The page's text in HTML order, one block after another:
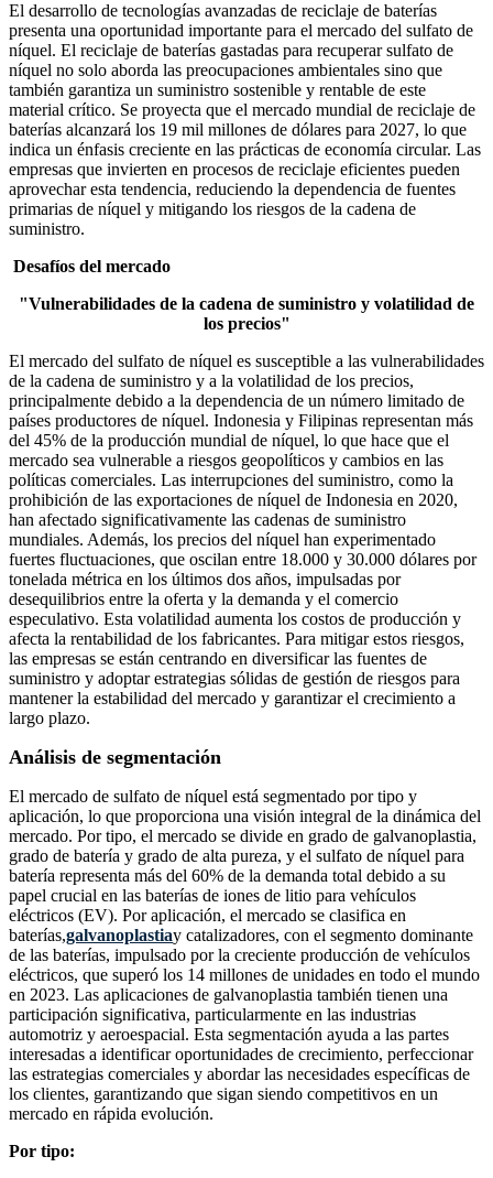
El desarrollo de tecnologías avanzadas de reciclaje de baterías
presenta una oportunidad importante para el mercado del sulfato de
níquel. El reciclaje de baterías gastadas para recuperar sulfato de
níquel no solo aborda las preocupaciones ambientales sino que
también garantiza un suministro sostenible y rentable de este
material crítico. Se proyecta que el mercado mundial de reciclaje de
baterías alcanzará los 19 mil millones de dólares para 2027, lo que
indica un énfasis creciente en las prácticas de economía circular. Las
empresas que invierten en procesos de reciclaje eficientes pueden
aprovechar esta tendencia, reduciendo la dependencia de fuentes
primarias de níquel y mitigando los riesgos de la cadena de
suministro.
Desafíos del mercado
"Vulnerabilidades de la cadena de suministro y volatilidad de
los precios"
El mercado del sulfato de níquel es susceptible a las vulnerabilidades
de la cadena de suministro y a la volatilidad de los precios,
principalmente debido a la dependencia de un número limitado de
países productores de níquel. Indonesia y Filipinas representan más
del 45% de la producción mundial de níquel, lo que hace que el
mercado sea vulnerable a riesgos geopolíticos y cambios en las
políticas comerciales. Las interrupciones del suministro, como la
prohibición de las exportaciones de níquel de Indonesia en 2020,
han afectado significativamente las cadenas de suministro
mundiales. Además, los precios del níquel han experimentado
fuertes fluctuaciones, que oscilan entre 18.000 y 30.000 dólares por
tonelada métrica en los últimos dos años, impulsadas por
desequilibrios entre la oferta y la demanda y el comercio
especulativo. Esta volatilidad aumenta los costos de producción y
afecta la rentabilidad de los fabricantes. Para mitigar estos riesgos,
las empresas se están centrando en diversificar las fuentes de
suministro y adoptar estrategias sólidas de gestión de riesgos para
mantener la estabilidad del mercado y garantizar el crecimiento a
largo plazo.
Análisis de segmentación
El mercado de sulfato de níquel está segmentado por tipo y
aplicación, lo que proporciona una visión integral de la dinámica del
mercado. Por tipo, el mercado se divide en grado de galvanoplastia,
grado de batería y grado de alta pureza, y el sulfato de níquel para
batería representa más del 60% de la demanda total debido a su
papel crucial en las baterías de iones de litio para vehículos
eléctricos (EV). Por aplicación, el mercado se clasifica en
baterías,galvanoplastiay catalizadores, con el segmento dominante
de las baterías, impulsado por la creciente producción de vehículos
eléctricos, que superó los 14 millones de unidades en todo el mundo
en 2023. Las aplicaciones de galvanoplastia también tienen una
participación significativa, particularmente en las industrias
automotriz y aeroespacial. Esta segmentación ayuda a las partes
interesadas a identificar oportunidades de crecimiento, perfeccionar
las estrategias comerciales y abordar las necesidades específicas de
los clientes, garantizando que sigan siendo competitivos en un
mercado en rápida evolución.
Por tipo: